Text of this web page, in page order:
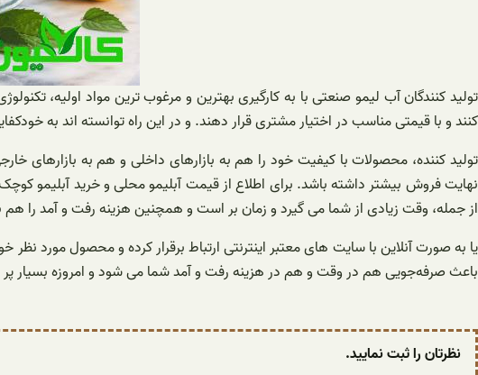
تولید کنندگان آب لیمو صنعتی با به کارگیری بهترین و مرغوب ترین مواد اولیه،
کنند و با قیمتی مناسب در اختیار مشتری قرار دهند. و در این راه توانسته اند به
تولید کننده، محصولات با کیفیت خود را هم به بازارهای داخلی و هم به بازارهای
نهایت فروش بیشتر داشته باشد. برای اطلاع از قیمت آبلیمو محلی و خرید آبلیمو
از جمله، وقت زیادی از شما می گیرد و زمان بر است و همچنین هزینه رفت و آمد را هم
یا به صورت آنلاین با سایت های معتبر اینترنتی ارتباط برقرار کرده و محصول مورد
باعث صرفه‌جویی هم در وقت و هم در هزینه رفت و آمد شما می شود و امروزه بسیار
نظرتان را ثبت نمایید.